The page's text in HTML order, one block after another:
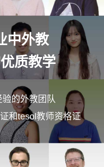
中外教
质教学
的外教团队
和tesol教师资格证